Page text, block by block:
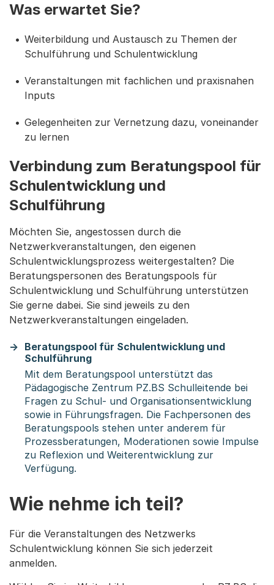
Was erwartet Sie?
Weiterbildung und Austausch zu Themen der
Schulführung und Schulentwicklung
Veranstaltungen mit fachlichen und praxisnahen
Inputs
Gelegenheiten zur Vernetzung dazu, voneinander
zu lernen
Verbindung zum Beratungspool für
Schulentwicklung und
Schulführung
Möchten Sie, angestossen durch die
Netzwerkveranstaltungen, den eigenen
Schulentwicklungsprozess weitergestalten? Die
Beratungspersonen des Beratungspools für
Schulentwicklung und Schulführung unterstützen
Sie gerne dabei. Sie sind jeweils zu den
Netzwerkveranstaltungen eingeladen.
Beratungspool für Schulentwicklung und
Schulführung
Mit dem Beratungspool unterstützt das
Pädagogische Zentrum PZ.BS Schulleitende bei
Fragen zu Schul- und Organisationsentwicklung
sowie in Führungsfragen. Die Fachpersonen des
Beratungspools stehen unter anderem für
Prozessberatungen, Moderationen sowie Impulse
zu Reflexion und Weiterentwicklung zur
Verfügung.
Wie nehme ich teil?
Für die Veranstaltungen des Netzwerks
Schulentwicklung können Sie sich jederzeit
anmelden.